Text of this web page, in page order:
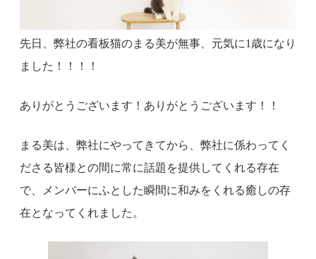
先日、弊社の看板猫のまる美が無事、元気に1歳になり
ました！！！！
ありがとうございます！ありがとうございます！！
まる美は、弊社にやってきてから、弊社に係わってく
ださる皆様との間に常に話題を提供してくれる存在
で、メンバーにふとした瞬間に和みをくれる癒しの存
在となってくれました。